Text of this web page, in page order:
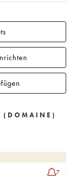
(DOMAINE)
7